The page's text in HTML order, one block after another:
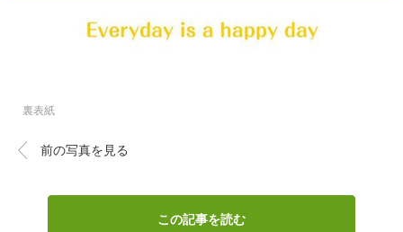
裏表紙
前の写真を見る
この記事を読む